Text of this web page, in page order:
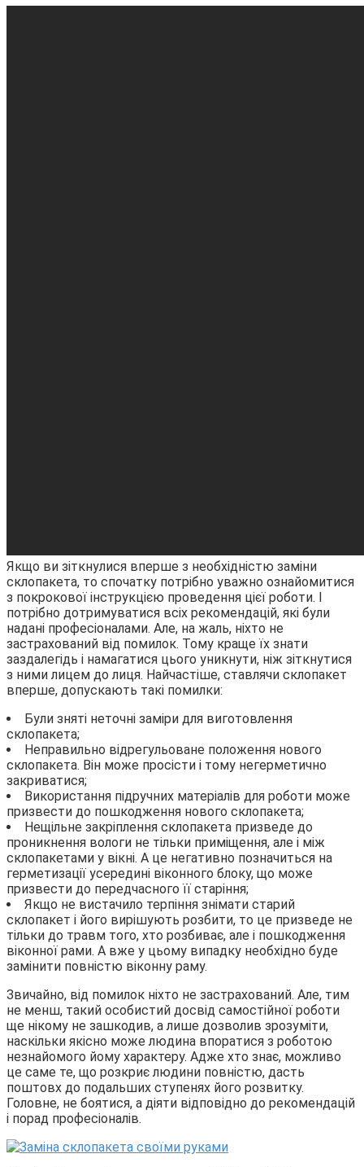
Якщо ви зіткнулися вперше з необхідністю заміни
склопакета, то спочатку потрібно уважно ознайомитися
з покрокової інструкцією проведення цієї роботи. І
потрібно дотримуватися всіх рекомендацій, які були
надані професіоналами. Але, на жаль, ніхто не
застрахований від помилок. Тому краще їх знати
заздалегідь і намагатися цього уникнути, ніж зіткнутися
з ними лицем до лиця. Найчастіше, ставлячи склопакет
вперше, допускають такі помилки:
Були зняті неточні заміри для виготовлення
склопакета;
Неправильно відрегульоване положення нового
склопакета. Він може просісти і тому негерметично
закриватися;
Використання підручних матеріалів для роботи може
призвести до пошкодження нового склопакета;
Нещільне закріплення склопакета призведе до
проникнення вологи не тільки приміщення, але і між
склопакетами у вікні. А це негативно позначиться на
герметизації усередині віконного блоку, що може
призвести до передчасного її старіння;
Якщо не вистачило терпіння знімати старий
склопакет і його вирішують розбити, то це призведе не
тільки до травм того, хто розбиває, але і пошкодження
віконної рами. А вже у цьому випадку необхідно буде
замінити повністю віконну раму.
Звичайно, від помилок ніхто не застрахований. Але, тим
не менш, такий особистий досвід самостійної роботи
ще нікому не зашкодив, а лише дозволив зрозуміти,
наскільки якісно може людина впоратися з роботою
незнайомого йому характеру. Адже хто знає, можливо
це саме те, що розкриє людини повністю, дасть
поштовх до подальших ступенях його розвитку.
Головне, не боятися, а діяти відповідно до рекомендацій
і порад професіоналів.